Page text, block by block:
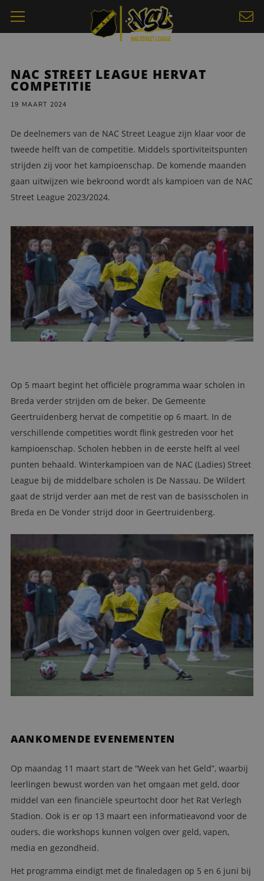
NAC STREET LEAGUE HERVAT
COMPETITIE
19 MAART 2024
De deelnemers van de NAC Street League zijn klaar voor de
tweede helft van de competitie. Middels sportiviteitspunten
strijden zij voor het kampioenschap. De komende maanden
gaan uitwijzen wie bekroond wordt als kampioen van de NAC
Street League 2023/2024.
Op 5 maart begint het officiële programma waar scholen in
Breda verder strijden om de beker. De Gemeente
Geertruidenberg hervat de competitie op 6 maart. In de
verschillende competities wordt flink gestreden voor het
kampioenschap. Scholen hebben in de eerste helft al veel
punten behaald. Winterkampioen van de NAC (Ladies) Street
League bij de middelbare scholen is De Nassau. De Wildert
gaat de strijd verder aan met de rest van de basisscholen in
Breda en De Vonder strijd door in Geertruidenberg.
AANKOMENDE EVENEMENTEN
Op maandag 11 maart start de “Week van het Geld”, waarbij
leerlingen bewust worden van het omgaan met geld, door
middel van een financiële speurtocht door het Rat Verlegh
Stadion. Ook is er op 13 maart een informatieavond voor de
ouders, die workshops kunnen volgen over geld, vapen,
media en gezondheid.
Het programma eindigt met de finaledagen op 5 en 6 juni bij